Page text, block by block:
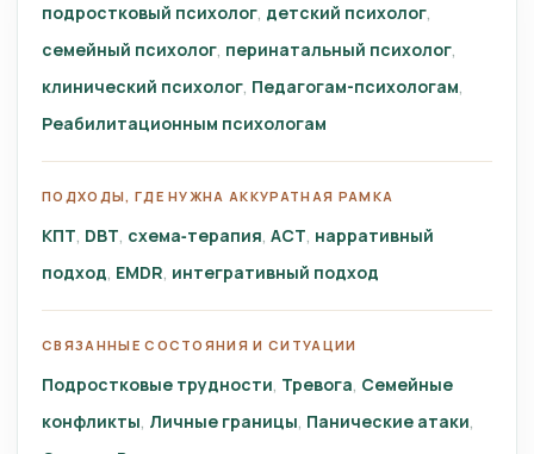
подростковый психолог детский психолог
семейный психолог перинатальный психолог
клинический психолог Педагогам-психологам
Реабилитационным психологам
ПОДХОДЫ, ГДЕ НУЖНА АККУРАТНАЯ РАМКА
КПТ DBT схема‑терапия ACT нарративный
подход EMDR интегративный подход
СВЯЗАННЫЕ СОСТОЯНИЯ И СИТУАЦИИ
Подростковые трудности Тревога Семейные
конфликты Личные границы Панические атаки